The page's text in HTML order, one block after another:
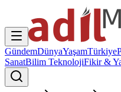
GündemDünyaYaşamTürkiye
SanatBilim TeknolojiFikir &